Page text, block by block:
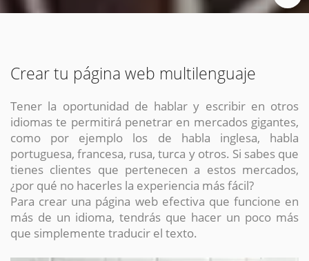
Crear tu página web multilenguaje
Tener la oportunidad de hablar y escribir en otros
idiomas te permitirá penetrar en mercados gigantes,
como por ejemplo los de habla inglesa, habla
portuguesa, francesa, rusa, turca y otros. Si sabes que
tienes clientes que pertenecen a estos mercados,
¿por qué no hacerles la experiencia más fácil?
Para crear una página web efectiva que funcione en
más de un idioma, tendrás que hacer un poco más
que simplemente traducir el texto.